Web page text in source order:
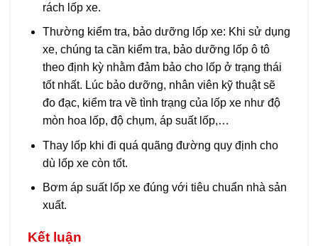
rách lốp xe.
Thường kiểm tra, bảo dưỡng lốp xe: Khi sử dụng
xe, chúng ta cần kiểm tra, bảo dưỡng lốp ô tô
theo định kỳ nhằm đảm bảo cho lốp ở trạng thái
tốt nhất. Lúc bảo dưỡng, nhân viên kỹ thuật sẽ
đo đạc, kiểm tra về tình trạng của lốp xe như độ
mòn hoa lốp, độ chụm, áp suất lốp,…
Thay lốp khi đi quá quãng đường quy định cho
dù lốp xe còn tốt.
Bơm áp suất lốp xe đúng với tiêu chuẩn nhà sản
xuất.
Kết luận